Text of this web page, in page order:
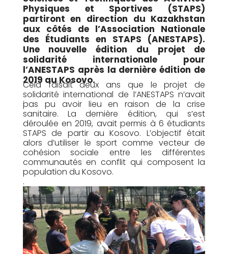
Physiques et Sportives (STAPS)
partiront en direction du Kazakhstan
aux côtés de l’Association Nationale
des Étudiants en STAPS (ANESTAPS).
Une nouvelle édition du projet de
solidarité internationale pour
l’ANESTAPS après la dernière édition de
2019 au Kosovo.
.
Cela faisait deux ans que le projet de
solidarité international de l’ANESTAPS n’avait
pas pu avoir lieu en raison de la crise
sanitaire. La dernière édition, qui s’est
déroulée en 2019, avait permis à 6 étudiants
STAPS de partir au Kosovo. L’objectif était
alors d’utiliser le sport comme vecteur de
cohésion sociale entre les différentes
communautés en conflit qui composent la
population du Kosovo.
.